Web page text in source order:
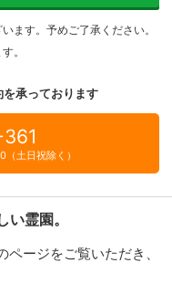
ます。予めご了承ください。
。
を承っております
土日祝除く）
霊園。
ページをご覧いただき、